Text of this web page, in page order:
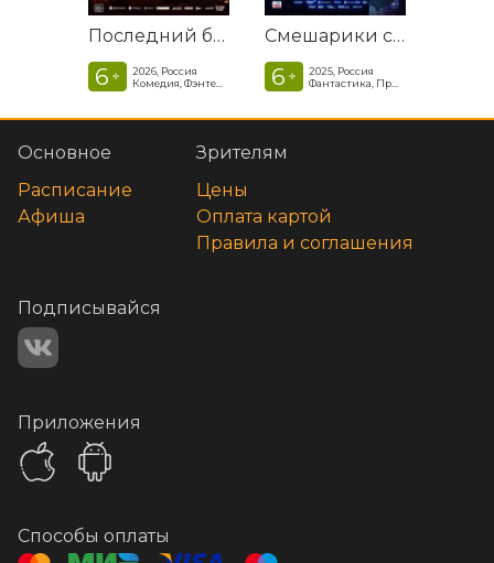
Последний богатырь. Колобок
6 +
2026, Россия
Смешарики сквозь вселенные
6 +
2025, Россия
Основное
Расписание
Афиша
Зрителям
Цены
Оплата картой
Правила и соглашения
Подписывайся
Приложения
Способы оплаты